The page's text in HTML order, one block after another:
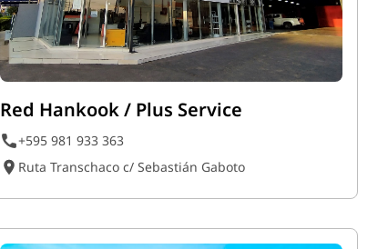
Red Hankook / Plus Service
+595 981 933 363
Ruta Transchaco c/ Sebastián Gaboto